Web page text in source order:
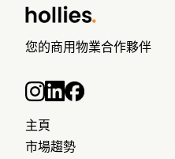
您的商用物業合作夥伴
主頁
市場趨勢